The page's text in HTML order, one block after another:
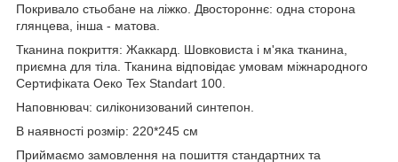
Покривало стьобане на ліжко. Двостороннє: одна сторона
глянцева, інша - матова.
Тканина покриття: Жаккард. Шовковиста і м'яка тканина,
приємна для тіла. Тканина відповідає умовам міжнародного
Сертифіката Оеко Tex Standart 100.
Наповнювач: силіконизований синтепон.
В наявності розмір: 220*245 см
Приймаємо замовлення на пошиття стандартних та